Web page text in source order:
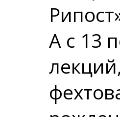
А с 13